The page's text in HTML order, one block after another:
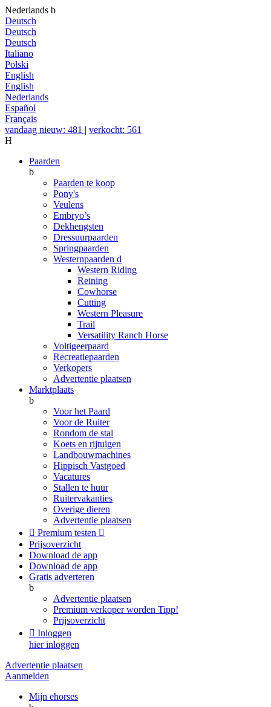
Nederlands b
Deutsch
Deutsch
Deutsch
Italiano
Polski
English
English
Nederlands
Español
Français
vandaag nieuw: 481 | verkocht: 561
H
Paarden
b
Paarden te koop
Pony's
Veulens
Embryo’s
Dekhengsten
Dressuurpaarden
Springpaarden
Westernpaarden d
Western Riding
Reining
Cowhorse
Cutting
Western Pleasure
Trail
Versatility Ranch Horse
Voltigeerpaard
Recreatiepaarden
Verkopers
Advertentie plaatsen
Marktplaats
b
Voor het Paard
Voor de Ruiter
Rondom de stal
Koets en rijtuigen
Landbouwmachines
Hippisch Vastgoed
Vacatures
Stallen te huur
Ruitervakanties
Overige dieren
Advertentie plaatsen
 Premium testen 
Prijsoverzicht
Download de app
Download de app
Gratis adverteren
b
Advertentie plaatsen
Premium verkoper worden Tipp!
Prijsoverzicht
 Inloggen
hier inloggen
Advertentie plaatsen
Aanmelden
Mijn ehorses